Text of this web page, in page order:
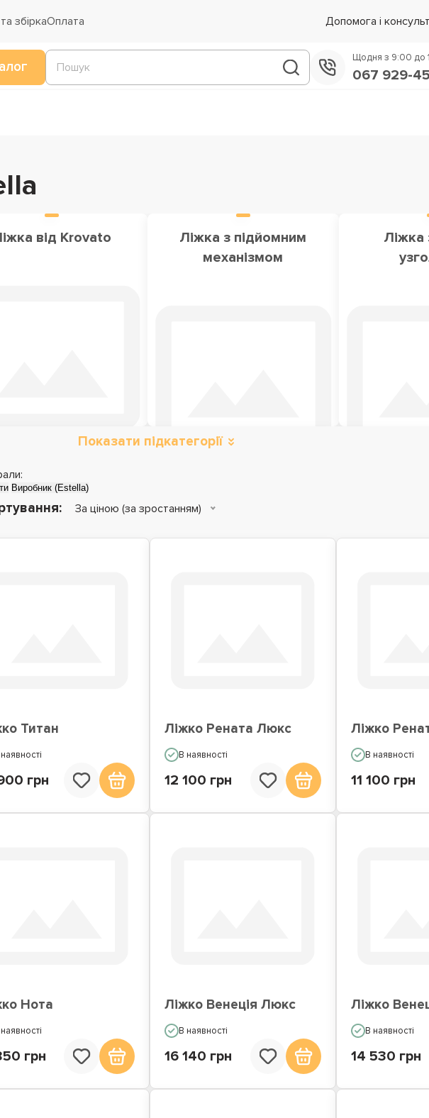
збіркаОплата Допомога і
Щодня з 9:00 до
067 929-
від Krovato
Ліжка з підйомним
механізмом
Ліжка
Металеві ліжка Дитячі ліжка
Показати підкатегорії
Виробник (Estella)
За ціною (за зростанням)
Титан
грн
Ліжко Рената Люкс
В наявності
12 100 грн
Ліжко
В наявності
11 100 грн
Нота
грн
Ліжко Венеція Люкс
В наявності
16 140 грн
Ліжко
В наявності
14 530 грн